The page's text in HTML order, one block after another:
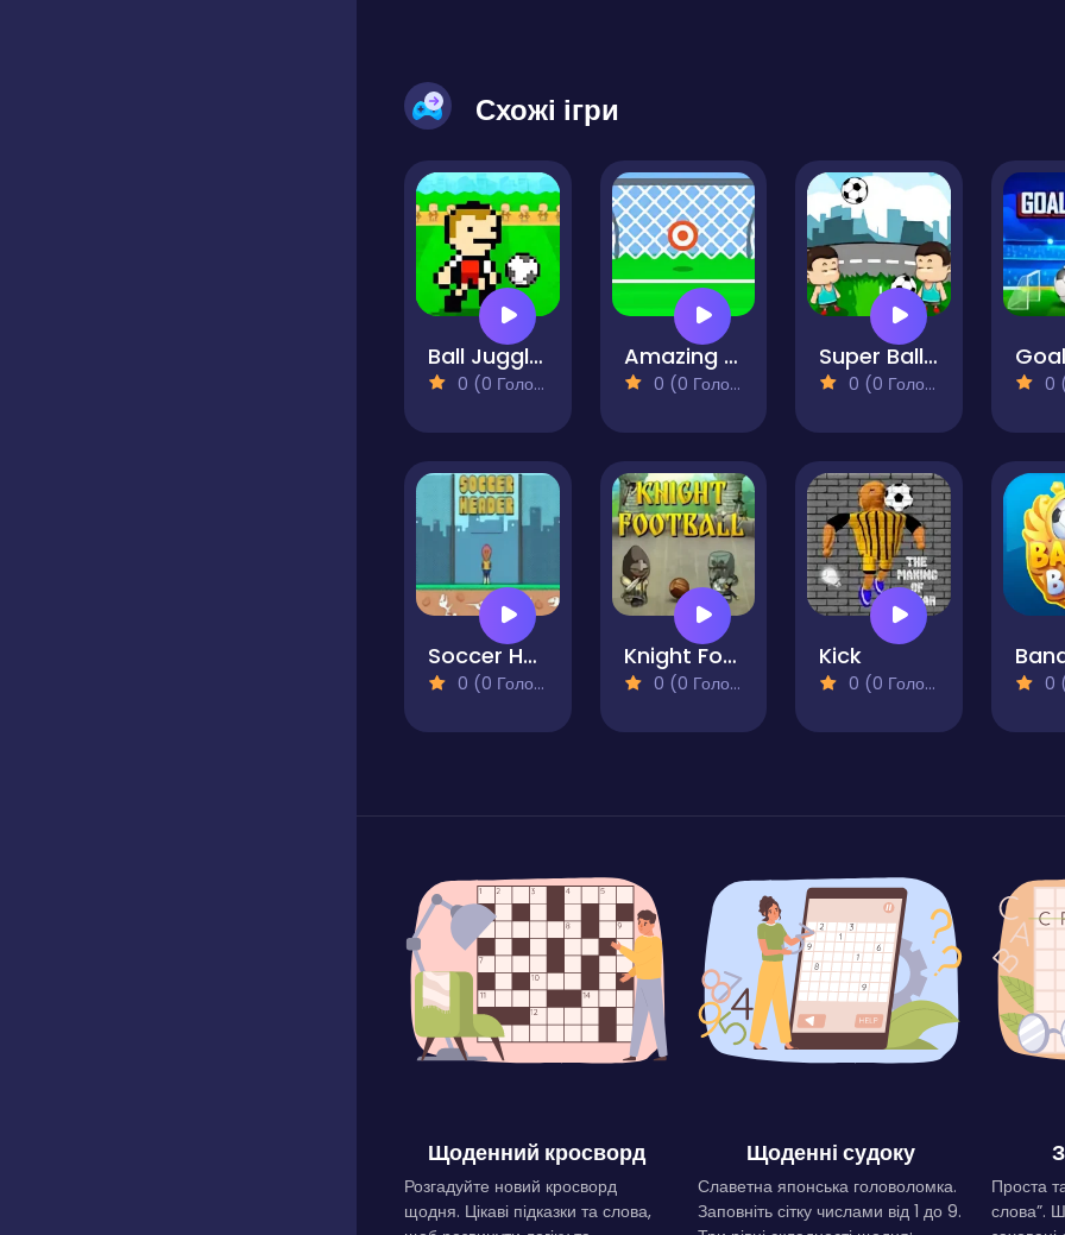
Схожі ігри
Ball Juggling
0 (0 Голосів)
Amazing Soccer
0 (0 Голосів)
Super Ball Juggling
0 (0 Голосів) 0
Soccer Header
0 (0 Голосів)
Knight Football
0 (0 Голосів)
Kick
0 (0 Голосів) 0
Щоденний кросворд
Розгадуйте новий кросворд
щодня. Цікаві підказки та слова,
Щоденні судоку
Славетна японська головоломка.
Заповніть сітку числами від 1 до 9.
Проста
слова”.